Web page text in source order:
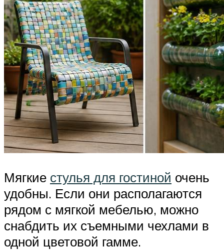
Мягкие стулья для гостиной очень
удобны. Если они располагаются
рядом с мягкой мебелью, можно
снабдить их съемными чехлами в
одной цветовой гамме.